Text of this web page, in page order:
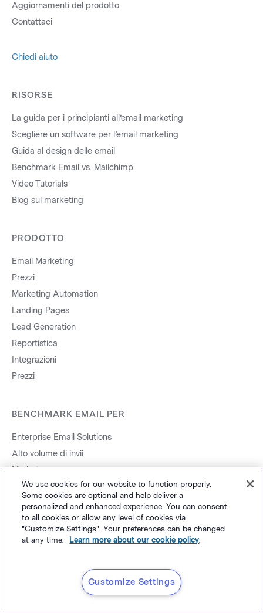
Aggiornamenti del prodotto
Contattaci
Chiedi aiuto
RISORSE
La guida per i principianti all’email marketing
Scegliere un software per l’email marketing
Guida al design delle email
Benchmark Email vs. Mailchimp
Video Tutorials
Blog sul marketing
PRODOTTO
Email Marketing
Prezzi
Marketing Automation
Landing Pages
Lead Generation
Reportistica
Integrazioni
Prezzi
BENCHMARK EMAIL PER
Enterprise Email Solutions
Alto volume di invii
Marketers
eCommerce
Produzione
Agenzie
Affiliato
We use cookies for our website to function properly.
Some cookies are optional and help deliver a
personalized and enhanced experience. You can consent
to all cookies or allow any level of cookies via
"Customize Settings". Your preferences can be changed
at any time.
Learn more about our cookie policy.
Customize Settings